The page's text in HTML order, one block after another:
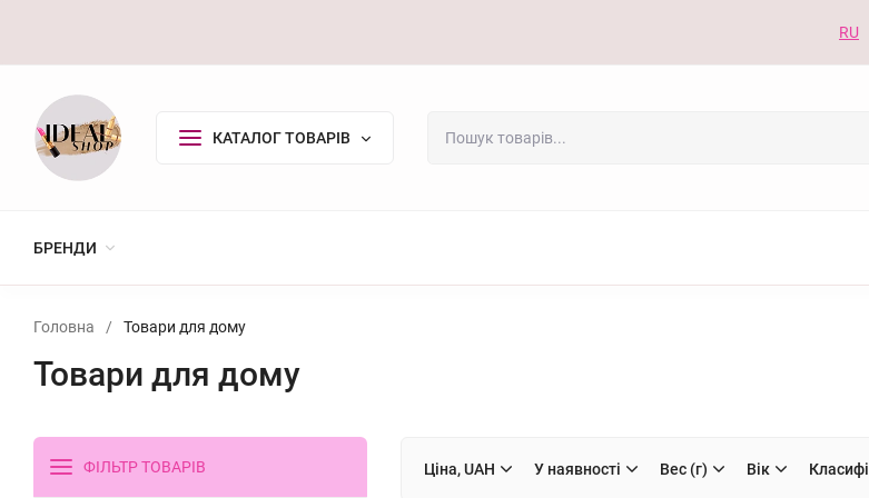
RU
КАТАЛОГ ТОВАРІВ
БРЕНДИ
Головна / Товари для дому
Товари для дому
ФІЛЬТР ТОВАРІВ Ціна, UAH У наявності Вес (г) Вік